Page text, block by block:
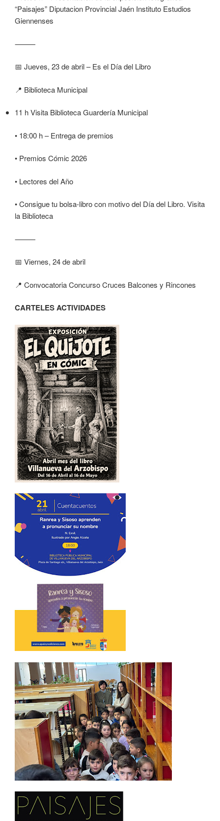
“Paisajes” Diputacion Provincial Jaén Instituto Estudios
Giennenses
⸻
📅 Jueves, 23 de abril – Es el Día del Libro
📍 Biblioteca Municipal
11 h Visita Biblioteca Guardería Municipal
• 18:00 h – Entrega de premios
• Premios Cómic 2026
• Lectores del Año
• Consigue tu bolsa-libro con motivo del Día del Libro. Visita
la Biblioteca
⸻
📅 Viernes, 24 de abril
📍 Convocatoria Concurso Cruces Balcones y Rincones
CARTELES ACTIVIDADES